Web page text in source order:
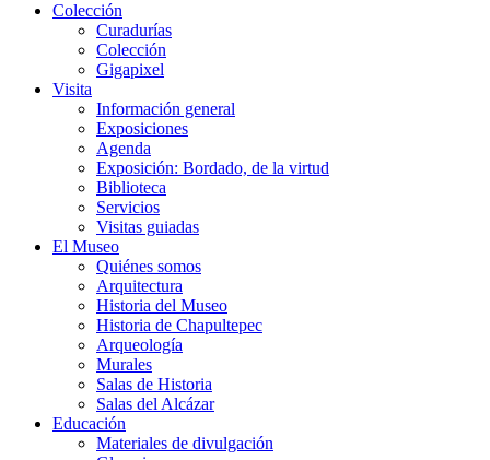
Colección
Curadurías
Colección
Gigapixel
Visita
Información general
Exposiciones
Agenda
Exposición: Bordado, de la virtud
Biblioteca
Servicios
Visitas guiadas
El Museo
Quiénes somos
Arquitectura
Historia del Museo
Historia de Chapultepec
Arqueología
Murales
Salas de Historia
Salas del Alcázar
Educación
Materiales de divulgación